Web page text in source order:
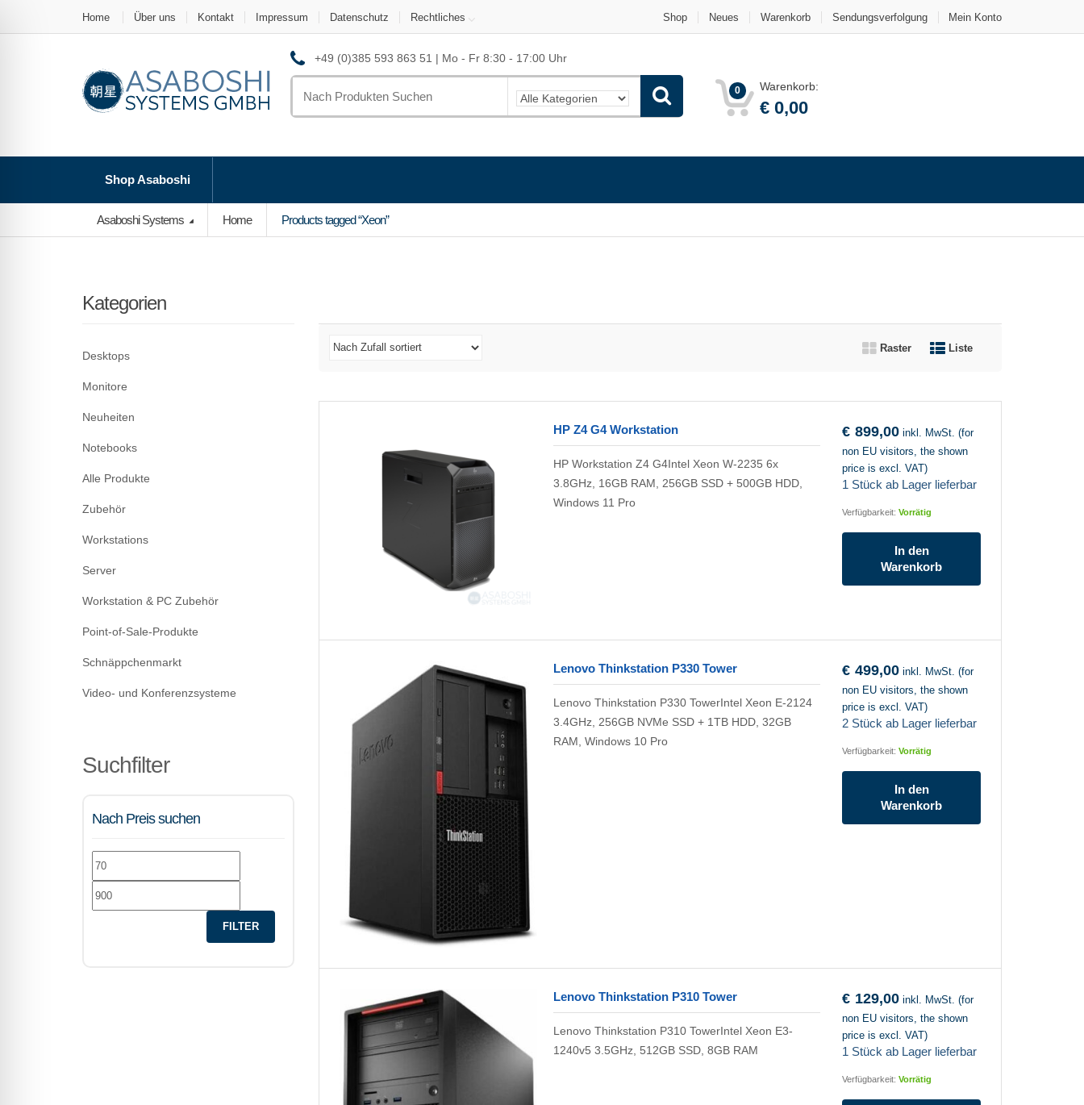
Home Über uns Kontakt Impressum Datenschutz Rechtliches Shop Neues Warenkorb Sendungsverfolgung Mein Konto
+49 (0)385 593 863 51 | Mo - Fr 8:30 - 17:00 Uhr
for:
0 Warenkorb:
€ 0,00
Shop Asaboshi
Asaboshi Systems Home Products tagged “Xeon”
Raster Liste
HP Z4 G4 Workstation
HP Workstation Z4 G4Intel Xeon W-2235 6x
3.8GHz, 16GB RAM, 256GB SSD + 500GB HDD,
Windows 11 Pro
€ 899,00 inkl. MwSt. (for
non EU visitors, the shown
price is excl. VAT)
1 Stück ab Lager lieferbar
Verfügbarkeit: Vorrätig
In den
Warenkorb
Lenovo Thinkstation P330 Tower
Lenovo Thinkstation P330 TowerIntel Xeon E-2124
3.4GHz, 256GB NVMe SSD + 1TB HDD, 32GB
RAM, Windows 10 Pro
€ 499,00 inkl. MwSt. (for
non EU visitors, the shown
price is excl. VAT)
2 Stück ab Lager lieferbar
Verfügbarkeit: Vorrätig
In den
Warenkorb
Lenovo Thinkstation P310 Tower
Lenovo Thinkstation P310 TowerIntel Xeon E3-
1240v5 3.5GHz, 512GB SSD, 8GB RAM
€ 129,00 inkl. MwSt. (for
non EU visitors, the shown
price is excl. VAT)
1 Stück ab Lager lieferbar
Verfügbarkeit: Vorrätig
Kategorien
Desktops
Monitore
Neuheiten
Notebooks
Alle Produkte
Zubehör
Workstations
Server
Workstation & PC Zubehör
Point-of-Sale-Produkte
Schnäppchenmarkt
Video- und Konferenzsysteme
Suchfilter
Nach Preis suchen
Min.
FILTER